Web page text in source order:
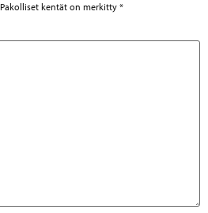
Pakolliset kentät on merkitty *